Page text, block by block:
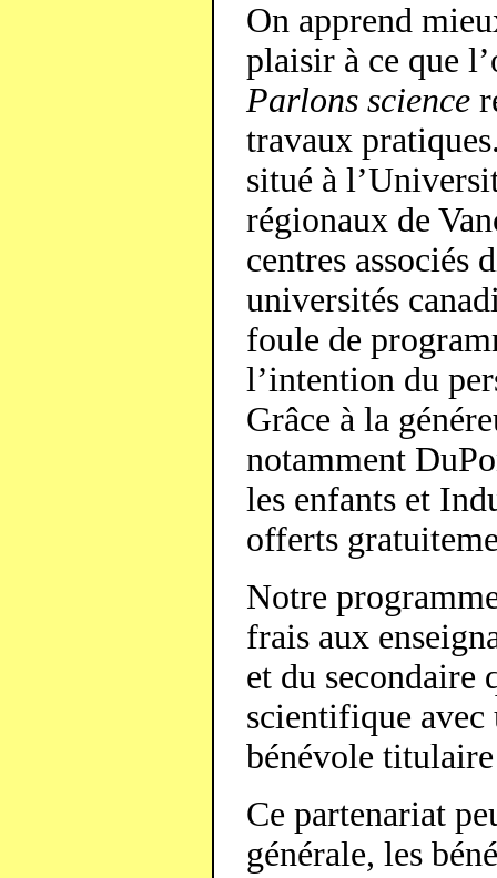
On apprend
plaisir à ce que
Parlons science
travaux
situé à
régionaux de
centres associés
universités
foule de
l’intention du
Grâce à la
notamment
les enfants et
offerts
Notre
frais aux
et du secondaire
scientifique avec
bénévole
Ce partenariat
générale, les